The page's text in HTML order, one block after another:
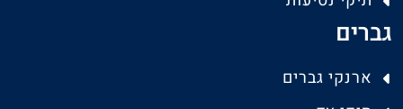
גברים
ארנקי גברים